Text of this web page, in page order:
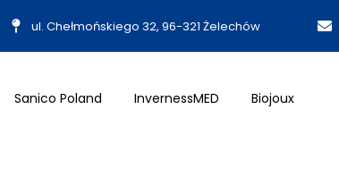
ul. Chełmońskiego 32, 96-321 Żelechów
Sanico Poland InvernessMED Biojoux